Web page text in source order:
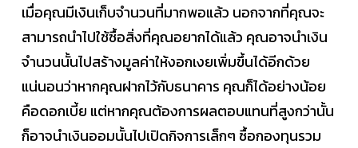
เมื่อคุณมีเงินเก็บจำนวนที่มากพอแล้ว นอกจากที่คุณจะ
สามารถนำไปใช้ซื้อสิ่งที่คุณอยากได้แล้ว คุณอาจนำเงิน
จำนวนนั้นไปสร้างมูลค่าให้งอกเงยเพิ่มขึ้นได้อีกด้วย
แน่นอนว่าหากคุณฝากไว้กับธนาคาร คุณก็ได้อย่างน้อย
คือดอกเบี้ย แต่หากคุณต้องการผลตอบแทนที่สูงกว่านั้น
ก็อาจนำเงินออมนั้นไปเปิดกิจการเล็กๆ ซื้อกองทุนรวม